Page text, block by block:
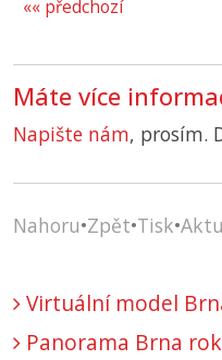
«« předchozí
Máte více
Napište nám, prosím.
Nahoru•Zpět•Tisk•
Virtuální model
Panorama Brna